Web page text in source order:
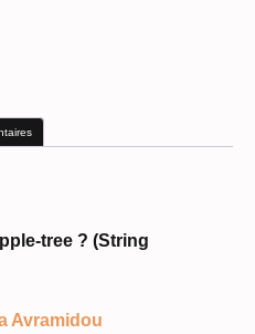
tree ? (String
Avramidou